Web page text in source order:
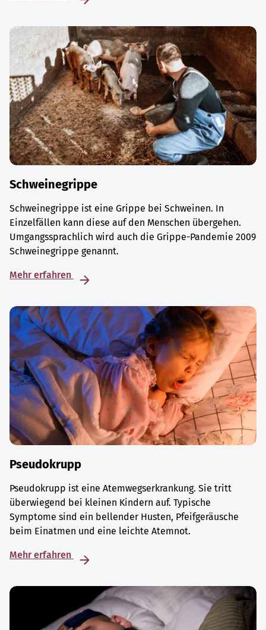
Schweinegrippe
Schweinegrippe ist eine Grippe bei Schweinen. In
Einzelfällen kann diese auf den Menschen übergehen.
Umgangssprachlich wird auch die Grippe-Pandemie 2009
Schweinegrippe genannt.
Mehr erfahren
Pseudokrupp
Pseudokrupp ist eine Atemwegserkrankung. Sie tritt
überwiegend bei kleinen Kindern auf. Typische
Symptome sind ein bellender Husten, Pfeifgeräusche
beim Einatmen und eine leichte Atemnot.
Mehr erfahren